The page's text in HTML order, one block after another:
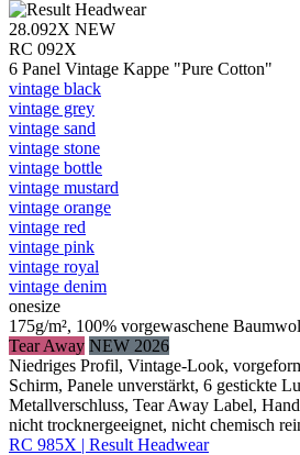
28.092X NEW
RC 092X
6 Panel Vintage Kappe "Pure Cotton"
vintage black
vintage grey
vintage sand
vintage stone
vintage bottle
vintage mustard
vintage orange
vintage red
vintage pink
vintage royal
vintage denim
onesize
175g/m², 100% vorgewaschene
Tear Away NEW 2026
Niedriges Profil, Vintage-Look,
Schirm, Panele unverstärkt, 6 gestickte
Metallverschluss, Tear Away Label,
nicht trocknergeeignet, nicht chemisch
RC 985X | Result Headwear